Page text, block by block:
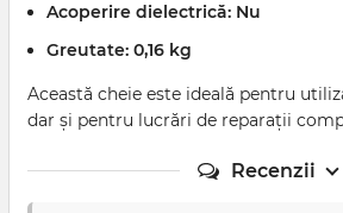
Acoperire dielectrică: Nu
Greutate: 0,16 kg
Această cheie este ideală pentru
dar și pentru lucrări de reparații
Recenzii